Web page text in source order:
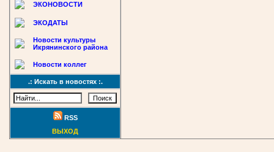
ЭКОНОВОСТИ
ЭКОДАТЫ
Новости культуры
Икрянинского района
Новости коллег
.: Искать в новостях :.
RSS
ВЫХОД